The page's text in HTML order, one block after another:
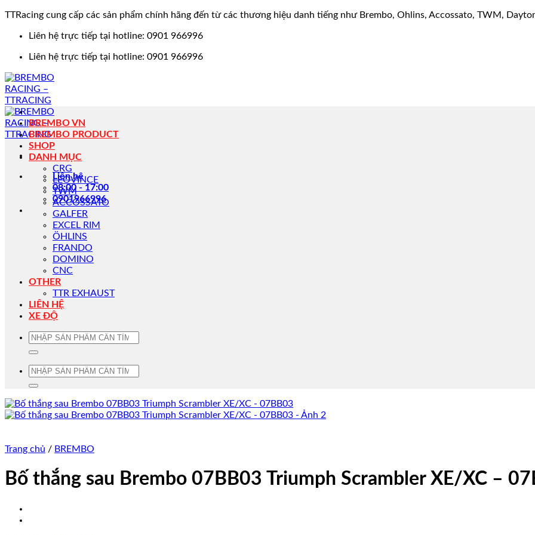
TTRacing cung cấp các sản phẩm chính hãng đến từ các thương hiệu danh tiếng như Brembo, Ohlins, Accossato, TWM,
Liên hệ trực tiếp tại hotline: 0901 966996
Liên hệ trực tiếp tại hotline: 0901 966996
Liên hệ
08:00 - 17:00
0901966996
BREMBO VN
BREMBO PRODUCT
SHOP
DANH MỤC
CRG
LEOVINCE
TWM
ACCOSSATO
GALFER
EXCEL RIM
ÖHLINS
FRANDO
DOMINO
CNC
OTHER
TTR EXHAUST
LIÊN HỆ
XE ĐỘ
Tìm
Tìm
Trang chủ / BREMBO
Bố thắng sau Brembo 07BB03 Triumph Scrambler XE/XC –